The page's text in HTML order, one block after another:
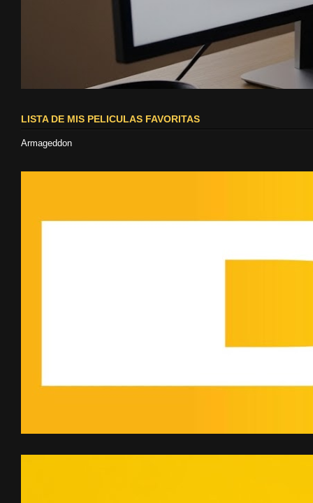
LISTA DE MIS PELICULAS FAVORITAS
Armageddon